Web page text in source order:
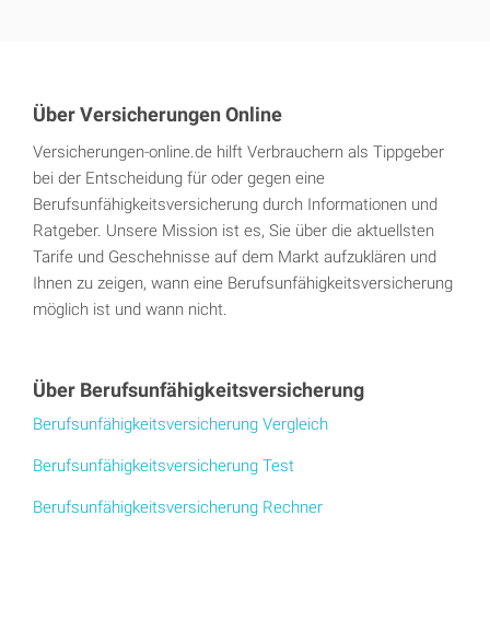
Über Versicherungen Online
Versicherungen-online.de hilft Verbrauchern als Tippgeber
bei der Entscheidung für oder gegen eine
Berufsunfähigkeitsversicherung durch Informationen und
Ratgeber. Unsere Mission ist es, Sie über die aktuellsten
Tarife und Geschehnisse auf dem Markt aufzuklären und
Ihnen zu zeigen, wann eine Berufsunfähigkeitsversicherung
möglich ist und wann nicht.
Über Berufsunfähigkeitsversicherung
Berufsunfähigkeitsversicherung Vergleich
Berufsunfähigkeitsversicherung Test
Berufsunfähigkeitsversicherung Rechner